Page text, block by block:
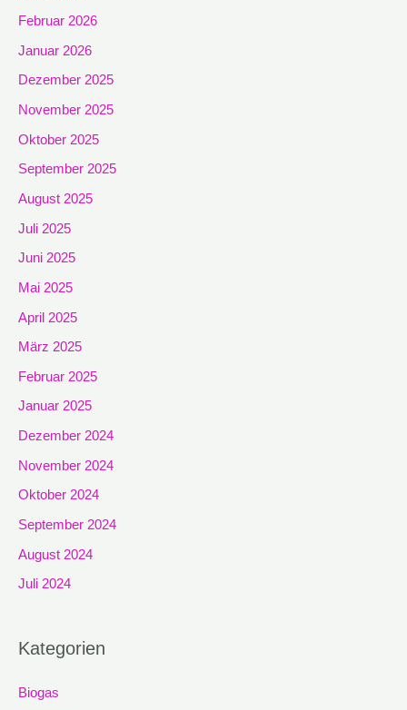
Februar 2026
Januar 2026
Dezember 2025
November 2025
Oktober 2025
September 2025
August 2025
Juli 2025
Juni 2025
Mai 2025
April 2025
März 2025
Februar 2025
Januar 2025
Dezember 2024
November 2024
Oktober 2024
September 2024
August 2024
Juli 2024
Kategorien
Biogas